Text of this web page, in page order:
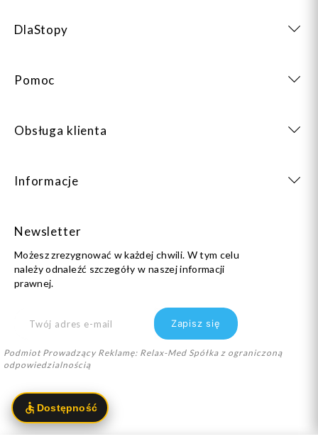
DlaStopy
Pomoc
Obsługa klienta
Informacje
Newsletter
Możesz zrezygnować w każdej chwili. W tym celu
należy odnaleźć szczegóły w naszej informacji
prawnej.
Podmiot Prowadzący Reklamę: Relax-Med Spółka z ograniczoną
odpowiedzialnością